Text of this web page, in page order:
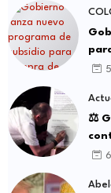
⚖️